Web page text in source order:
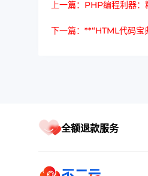
上一篇：PHP编程利器
下一篇：**“HTML代码宝
全额退款服务